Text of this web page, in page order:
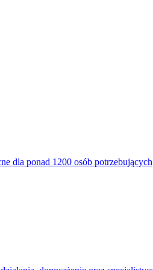
dla ponad 1200 osób potrzebujących